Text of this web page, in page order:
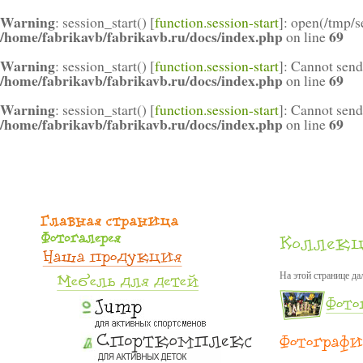
Warning: session_start() [function.session-start]: open(/tmp/
/home/fabrikavb/fabrikavb.ru/docs/index.phpon line69
Warning: session_start() [function.session-start]: Cannot
/home/fabrikavb/fabrikavb.ru/docs/index.phpon line69
Warning: session_start() [function.session-start]: Cannot
/home/fabrikavb/fabrikavb.ru/docs/index.phpon line69
На этой странице